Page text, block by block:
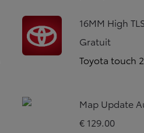
16MM High
Gratuit
Toyota touch
Map Update
€ 129.00